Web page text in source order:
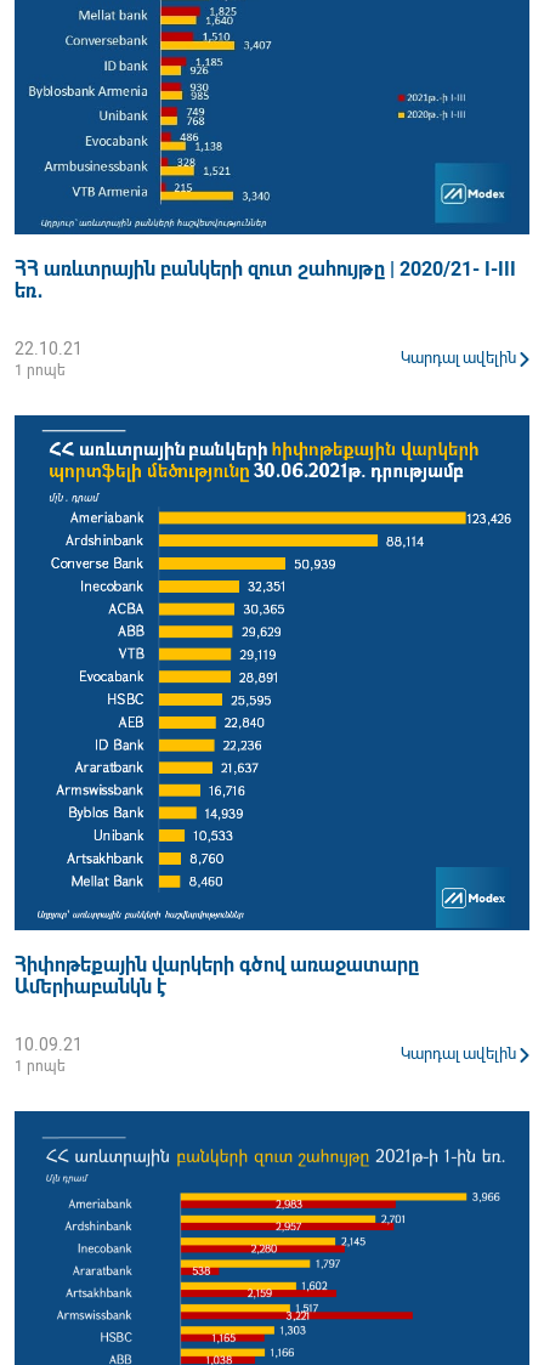
ՀՀ առևտրային բանկերի զուտ շահույթը | 2020/21- I-III
եռ․
22.10.21
1 րոպե
Կարդալ ավելին
Հիփոթեքային վարկերի գծով առաջատարը
Ամերիաբանկն է
10.09.21
1 րոպե
Կարդալ ավելին